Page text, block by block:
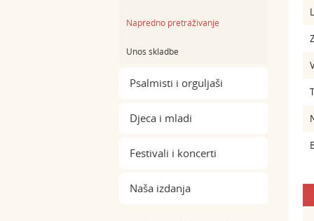
Napredno pretraživanje
Unos skladbe
Psalmisti i orguljaši
Djeca i mladi
Festivali i koncerti
Naša izdanja